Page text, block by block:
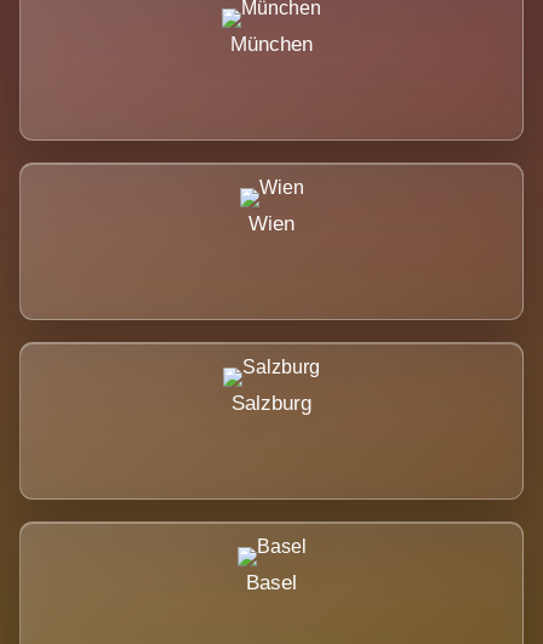
München
Wien
Salzburg
Basel